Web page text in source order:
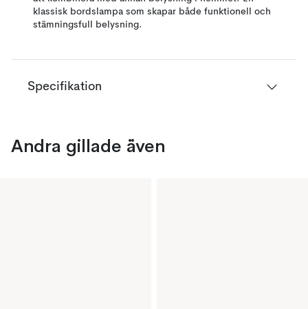
klassisk bordslampa som skapar både funktionell och
stämningsfull belysning.
Specifikation
Andra gillade även